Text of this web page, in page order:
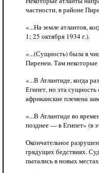
частности, в районе
«...На земле атлантов,
1; 25 октября 1934 г.).
«...(Сущность) была в
Пиренеи. Там некоторые
«...В Атлантиде, когда
Египет, но эта
африканские племена
«...В Атлантиде во
позднее — в Египет» (в
Окончательное
грядущих бедствиях.
пытались в новых